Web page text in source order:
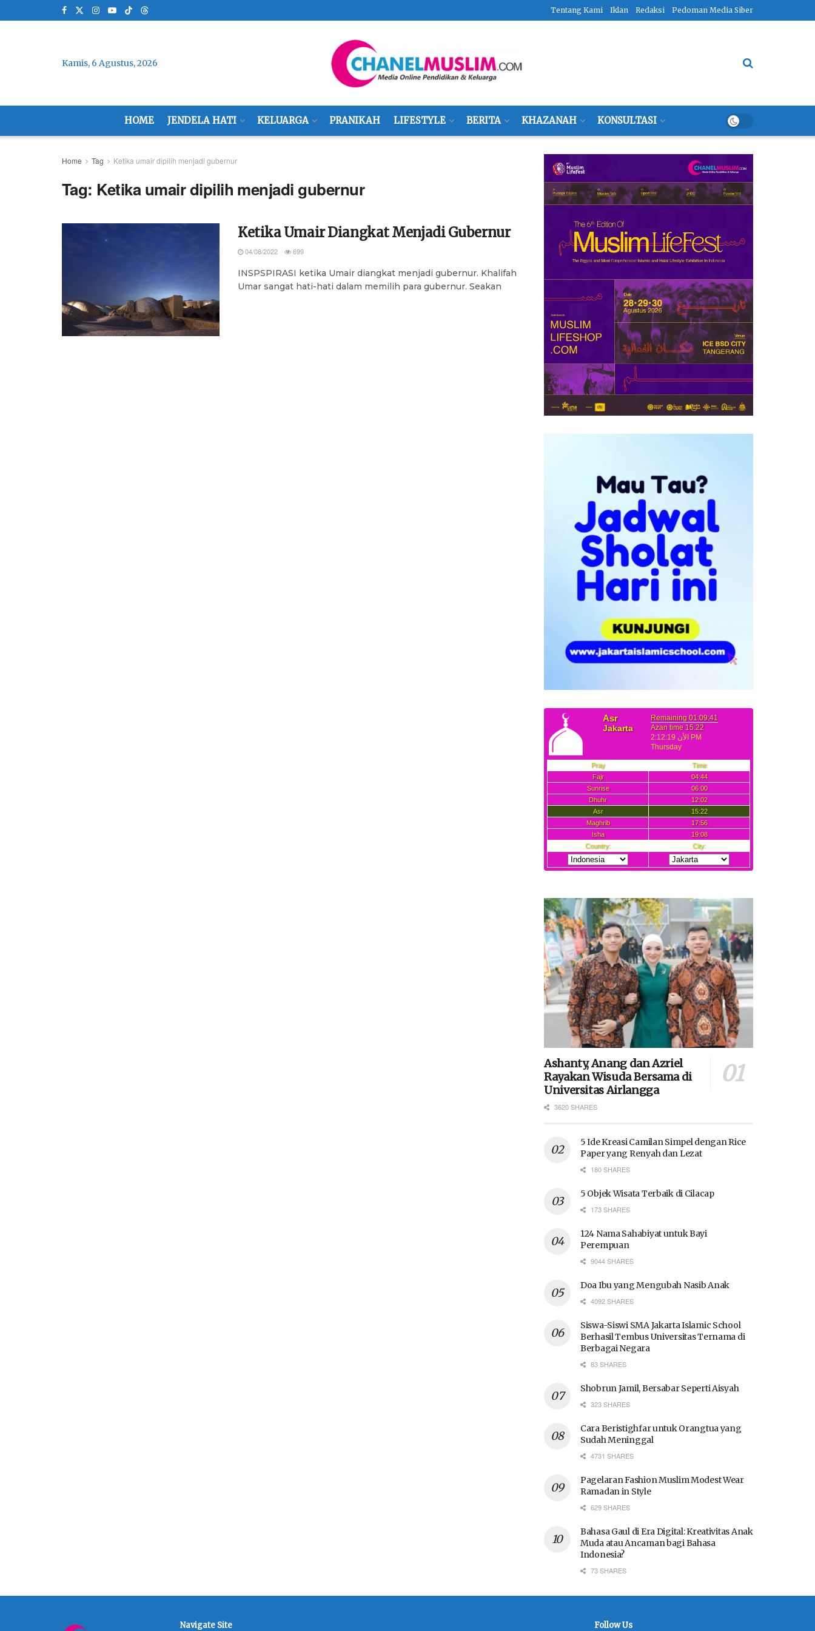
Tentang Kami Iklan Redaksi Pedoman Media Siber
Kamis, 6 Agustus, 2026
HOME JENDELA HATI KELUARGA PRANIKAH LIFESTYLE BERITA KHAZANAH KONSULTASI
Home Tag Ketika umair dipilih menjadi gubernur
Tag: Ketika umair dipilih menjadi gubernur
Ketika Umair Diangkat Menjadi Gubernur
04/08/2022 699
INSPSPIRASI ketika Umair diangkat menjadi gubernur. Khalifah
Umar sangat hati-hati dalam memilih para gubernur. Seakan
Ashanty, Anang dan Azriel
Rayakan Wisuda Bersama di
Universitas Airlangga
3620 SHARES
5 Ide Kreasi Camilan Simpel dengan Rice
Paper yang Renyah dan Lezat
180 SHARES
5 Objek Wisata Terbaik di Cilacap
173 SHARES
124 Nama Sahabiyat untuk Bayi
Perempuan
9044 SHARES
Doa Ibu yang Mengubah Nasib Anak
4092 SHARES
Siswa-Siswi SMA Jakarta Islamic School
Berhasil Tembus Universitas Ternama di
Berbagai Negara
83 SHARES
Shobrun Jamil, Bersabar Seperti Aisyah
323 SHARES
Cara Beristighfar untuk Orangtua yang
Sudah Meninggal
4731 SHARES
Pagelaran Fashion Muslim Modest Wear
Ramadan in Style
629 SHARES
Bahasa Gaul di Era Digital: Kreativitas Anak
Muda atau Ancaman bagi Bahasa
Indonesia?
73 SHARES
Navigate Site Follow Us